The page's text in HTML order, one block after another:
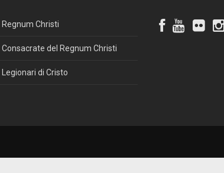
Regnum Christi
Consacrate del Regnum Christi
Legionari di Cristo